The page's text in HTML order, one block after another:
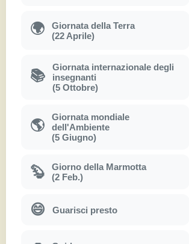
🌍
Giornata della Terra
(22 Aprile)
📚
Giornata internazionale degli
insegnanti
(5 Ottobre)
🌎
Giornata mondiale
dell'Ambiente
(5 Giugno)
🦫
Giorno della Marmotta
(2 Feb.)
😄 Guarisci presto